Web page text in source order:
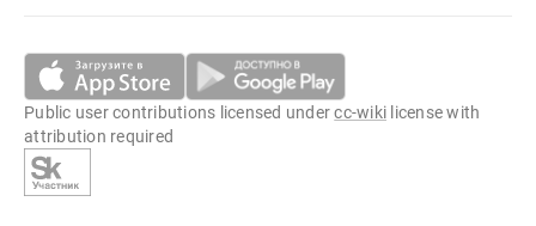
Public user contributions licensed undercc-wiki license with
attribution required